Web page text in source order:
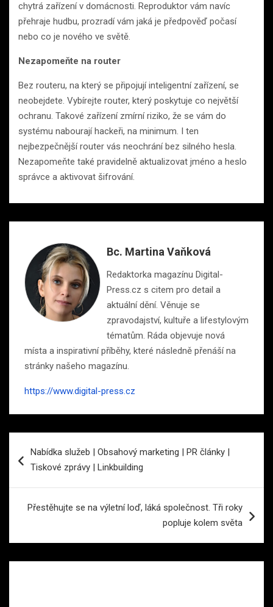
chytrá zařízení v domácnosti. Reproduktor vám navíc
přehraje hudbu, prozradí vám jaká je předpověď počasí
nebo co je nového ve světě.
Nezapomeňte na router
Bez routeru, na který se připojují inteligentní zařízení, se
neobejdete. Vybírejte router, který poskytuje co největší
ochranu. Takové zařízení zmírní riziko, že se vám do
systému nabourají hackeři, na minimum. I ten
nejbezpečnější router vás neochrání bez silného hesla.
Nezapomeňte také pravidelně aktualizovat jméno a heslo
správce a aktivovat šifrování.
Bc. Martina Vaňková
Redaktorka magazínu Digital-
Press.cz s citem pro detail a
aktuální dění. Věnuje se
zpravodajství, kultuře a lifestylovým
tématům. Ráda objevuje nová
místa a inspirativní příběhy, které následně přenáší na
stránky našeho magazínu.
https://www.digital-press.cz
proNabídka služeb | Obsahový marketing | PR články |
Tiskové zprávy | Linkbuilding
Přestěhujte se na výletní loď, láká společnost. Tři roky
popluje kolem světa